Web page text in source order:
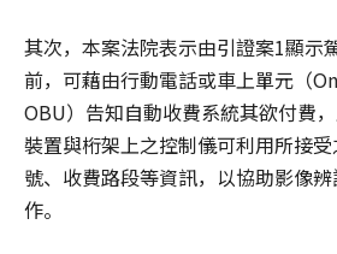
其次，本案法院表示由引證案1顯示
前，可藉由行動電話或車上單元（
OBU）告知自動收費系統其欲付費
裝置與桁架上之控制儀可利用所接
號、收費路段等資訊，以協助影像
作。